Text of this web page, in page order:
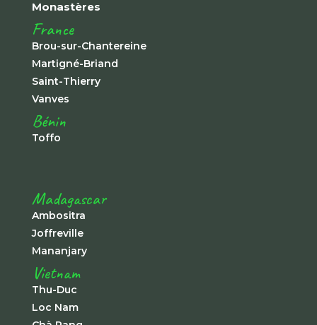
Monastères
France
Brou-sur-Chantereine
Martigné-Briand
Saint-Thierry
Vanves
Bénin
Toffo
Madagascar
Ambositra
Joffreville
Mananjary
Vietnam
Thu-Duc
Loc Nam